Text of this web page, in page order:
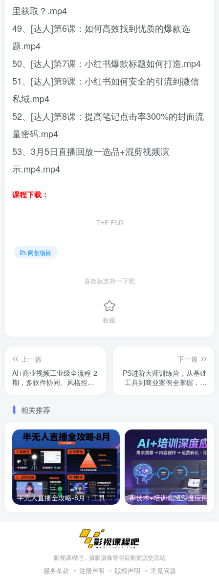
里获取？.mp4
49、[达人]第6课：如何高效找到优质的爆款选
题.mp4
50、[达人]第7课：小红书爆款标题如何打造.mp4
51、[达人]第9课：小红书如何安全的引流到微信
私域.mp4
52、[达人]第8课：提高笔记点击率300%的封面流
量密码.mp4
53、3月5日直播回放一选品+混剪视频演
示.mp4.mp4
课程下载：
THE END
网创项目
喜欢就支持一下吧
收藏
上一篇
AI+商业视频工业级全流程-2
期，多软件协同、风格控
下一篇
PS进阶大师训练营，从基础
工具到商业案例全掌握，具
相关推荐
半无人直播全攻略-8月：工具使用+起号逻辑+违规规避,新增AI超体与跨境模块
影视课程吧，摄影摄像导演后期资源交流站
服务条款 注册声明 版权声明 常见问题